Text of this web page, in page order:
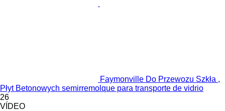
Faymonville Do Przewozu Szkła ,
Płyt Betonowych semirremolque para transporte de vidrio
26
VÍDEO